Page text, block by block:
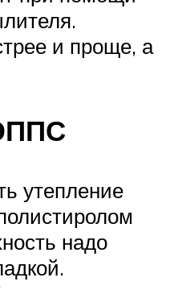
и проще, а
утепление
надо